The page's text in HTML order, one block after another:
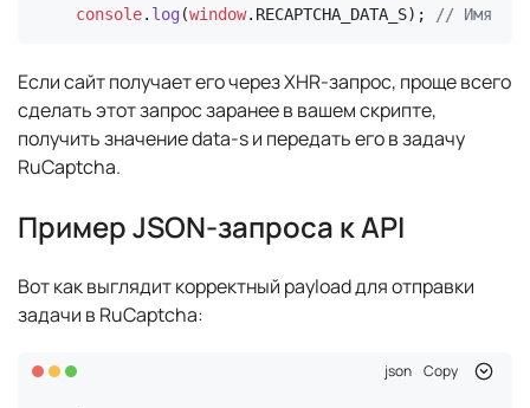
console. log (window. RECAPTCHA_DATA_S); // Имя
Если сайт получает его через XHR-запрос, проще всего
сделать этот запрос заранее в вашем скрипте,
получить значение data-s и передать его в задачу
RuCaptcha.
Пример JSON-запроса к API
Вот как выглядит корректный payload для отправки
задачи в RuCaptcha:
json Copy